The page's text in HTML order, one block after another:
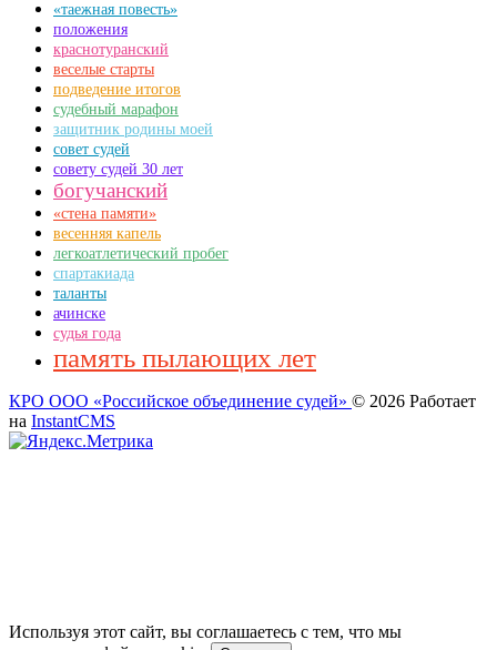
«таежная повесть»
положения
краснотуранский
веселые старты
подведение итогов
судебный марафон
защитник родины моей
совет судей
совету судей 30 лет
богучанский
«стена памяти»
весенняя капель
легкоатлетический пробег
спартакиада
таланты
ачинске
судья года
память пылающих лет
КРО ООО «Российское объединение судей» © 2026 Работает
на InstantCMS
Используя этот сайт, вы соглашаетесь с тем, что мы